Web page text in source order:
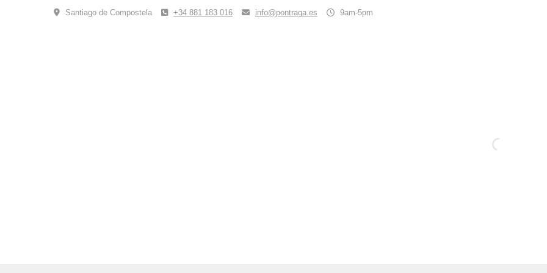
Santiago de Compostela +34 881 183 016 info@pontraga.es 9am-5pm